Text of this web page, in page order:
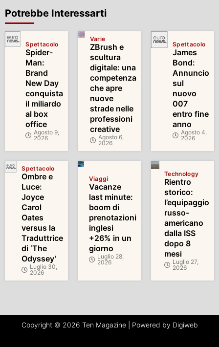
Potrebbe Interessarti
Spettacolo
Spider-
Man:
Brand
New Day
conquista
il miliardo
al box
office
Agosto 9,
2026
Varie
ZBrush e
scultura
digitale: una
competenza
che apre
nuove
strade nelle
professioni
creative
Agosto 6,
2026
Spettacolo
James
Bond:
Annuncio
sul
nuovo
007
entro fine
anno
Agosto 4,
2026
Spettacolo
Ombre e
Luce:
Joyce
Carol
Oates
versus la
Traduttrice
di ‘The
Odyssey’
Luglio 30,
2026
Viaggi
Vacanze
last minute:
boom di
prenotazioni
inglesi
+26% in un
giorno
Luglio 28,
2026
Technology
Rientro
storico:
l’equipaggio
russo-
americano
dalla ISS
dopo 8
mesi
Luglio 27,
2026
Copyright © 2026 Ten Magazine | Powered by Digiweb